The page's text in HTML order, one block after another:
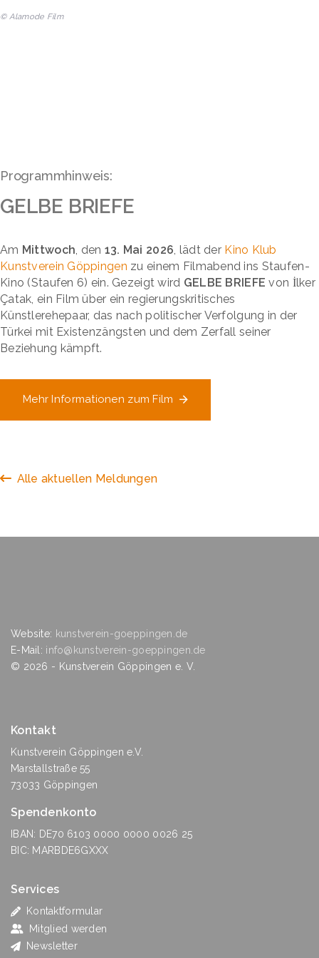
© Alamode Film
Programmhinweis:
GELBE BRIEFE
Am Mittwoch , den 13. Mai 2026 , lädt derKino Klub
Kunstverein Göppingen zu einem Filmabend ins Staufen-
Kino (Staufen 6) ein. Gezeigt wird GELBE BRIEFE von İlker
Çatak, ein Film über ein regierungskritisches
Künstlerehepaar, das nach politischer Verfolgung in der
Türkei mit Existenzängsten und dem Zerfall seiner
Beziehung kämpft.
Mehr Informationen zum Film
Alle aktuellen Meldungen
Website: kunstverein-goeppingen.de
E-Mail: info@kunstverein-goeppingen.de
© 2026 - Kunstverein Göppingen e. V.
Kontakt
Kunstverein Göppingen e.V.
Marstallstraße 55
73033 Göppingen
Spendenkonto
IBAN: DE70 6103 0000 0000 0026 25
BIC: MARBDE6GXXX
Services
Kontaktformular
Mitglied werden
Newsletter